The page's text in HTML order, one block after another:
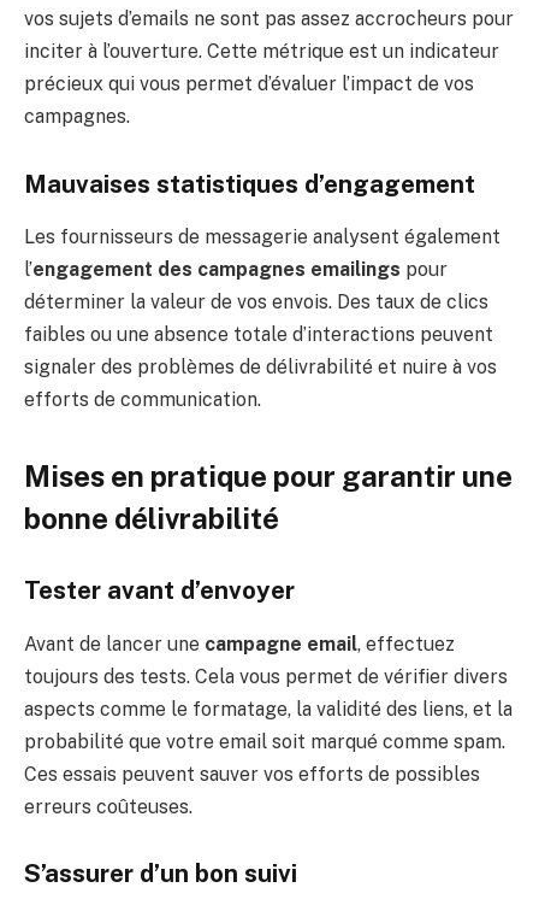
vos sujets d’emails ne sont pas assez accrocheurs pour
inciter à l’ouverture. Cette métrique est un indicateur
précieux qui vous permet d’évaluer l’impact de vos
campagnes.
Mauvaises statistiques d’engagement
Les fournisseurs de messagerie analysent également
l’engagement des campagnes emailings pour
déterminer la valeur de vos envois. Des taux de clics
faibles ou une absence totale d’interactions peuvent
signaler des problèmes de délivrabilité et nuire à vos
efforts de communication.
Mises en pratique pour garantir une
bonne délivrabilité
Tester avant d’envoyer
Avant de lancer une campagne email, effectuez
toujours des tests. Cela vous permet de vérifier divers
aspects comme le formatage, la validité des liens, et la
probabilité que votre email soit marqué comme spam.
Ces essais peuvent sauver vos efforts de possibles
erreurs coûteuses.
S’assurer d’un bon suivi